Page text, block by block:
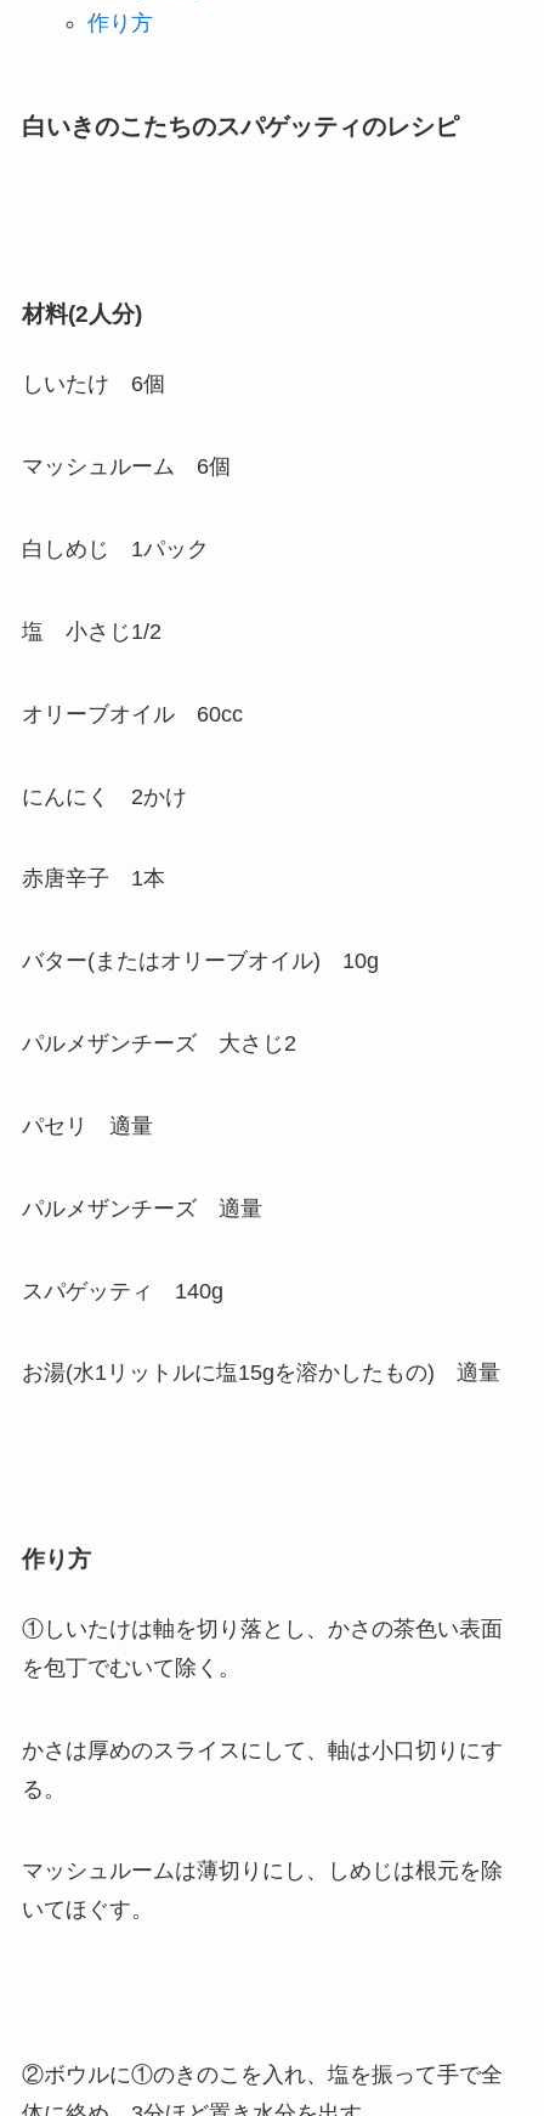
作り方
白いきのこたちのスパゲッティのレシピ
材料(2人分)
しいたけ 6個
マッシュルーム 6個
白しめじ 1パック
塩 小さじ1/2
オリーブオイル 60cc
にんにく 2かけ
赤唐辛子 1本
バター(またはオリーブオイル) 10g
パルメザンチーズ 大さじ2
パセリ 適量
パルメザンチーズ 適量
スパゲッティ 140g
お湯(水1リットルに塩15gを溶かしたもの) 適量
作り方
①しいたけは軸を切り落とし、かさの茶色い表面
を包丁でむいて除く。
かさは厚めのスライスにして、軸は小口切りにす
る。
マッシュルームは薄切りにし、しめじは根元を除
いてほぐす。
②ボウルに①のきのこを入れ、塩を振って手で全